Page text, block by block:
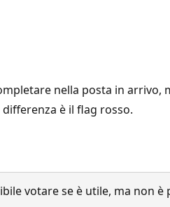
nella posta in arrivo,
è il flag rosso.
votare se è utile, ma non è